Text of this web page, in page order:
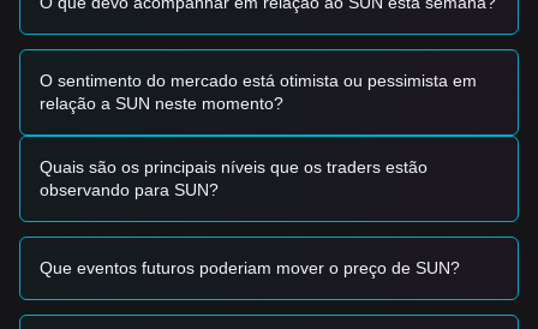
dentro do ecossistema SUN.io afetam diretamente a
confiança dos investidores e a procura on-chain.
•Rotação setorial:À medida que o capital regressa a
protocolos DeFi estabelecidos em redes de alta capacidade,
a SUN beneficia-se de novas injeções de liquidez.
Sinais de negociação
Zona de compra potencial
• Se o preço do SUN se aproximar da faixa
e mostrar sinais de estabilização ou de repique,
poderá representar uma oportunidade de compra de curto
• Se o preço romper com sucesso a resistência0,02380 $
confirmar uma nova tendência ascendente.
O sentimento do mercado está otimista ou pessimista em
relação a SUN neste momento?
Quais são os principais níveis que os traders estão
observando para SUN?
Que eventos futuros poderiam mover o preço de SUN?